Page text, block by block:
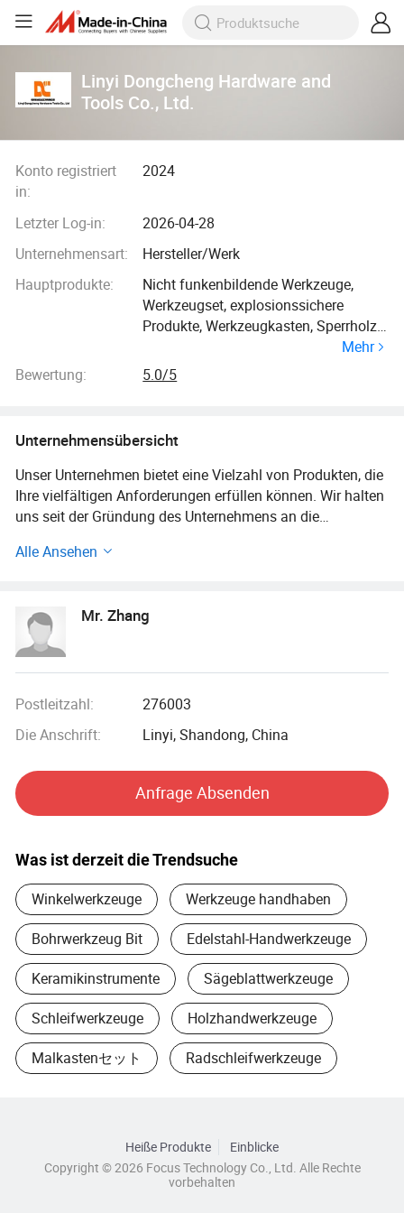
Linyi Dongcheng Hardware and
Tools Co., Ltd.
Konto registriert
in:
2024
Letzter Log-in:
2026-04-28
Unternehmensart:
Hersteller/Werk
Hauptprodukte:
Nicht funkenbildende Werkzeuge,
Werkzeugset, explosionssichere
Produkte, Werkzeugkasten, Sperrholz,
Handwerkzeug, KüchenprodukteMehr
Bewertung:
5.0/5
Unternehmensübersicht
Unser Unternehmen bietet eine Vielzahl von Produkten, die
Ihre vielfältigen Anforderungen erfüllen können. Wir halten
uns seit der Gründung des Unternehmens an die
kreditbasiert" und tun immer unser Bestes, um die
aus der ganzen Welt zusammenzuarbeiten, um eine Win-
Win-Situation zu realisieren, da sich der Trend der
wirtschaftlichen Globalisierung mit unwiderstehlicher Kraft
Kunden mit guter Qualität und wettbewerbsfähigen Preis
wie die Anforderungen des Kunden.
1. Funkenfreie Werkzeuge, Messingartikel, Kupferartikel.
2. Isolierte Gegenstände, wie isolierte Zange, isolierte
Schraubendreher, isolierte verstellbare
Schraubenschlüssel.
3. Stahl Handwerkzeuge, einschließlich Hämmer, Zangen,
Meißel, Schlüssel, Und andere Werkzeuge, insgesamt etwa
400 Elemente.
4. Baustoffe, Schichtholz, Zugstange, Spachtel und andere
5. Hardwares, einschließlich aller Arten von Nägeln, hignes,
Bodenabläufe, Bad Hardware, kithcen Hardware.
Alle Ansehen
Mr. Zhang
Postleitzahl:
276003
Die Anschrift:
Linyi, Shandong, China
Anfrage Absenden
Was ist derzeit die Trendsuche
Winkelwerkzeuge Werkzeuge handhaben
Bohrwerkzeug Bit Edelstahl-Handwerkzeuge
Keramikinstrumente Sägeblattwerkzeuge
Schleifwerkzeuge Holzhandwerkzeuge
Malkastenセット Radschleifwerkzeuge
Heiße Produkte
Einblicke
Copyright © 2026 Focus Technology Co., Ltd. Alle Rechte
vorbehalten